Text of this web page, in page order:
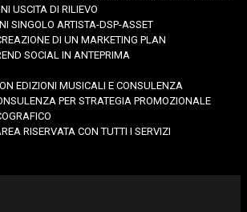
USCITA DI RILIEVO
SINGOLO ARTISTA-DSP-ASSET
DI UN MARKETING PLAN
SOCIAL IN ANTEPRIMA
EDIZIONI MUSICALI E CONSULENZA
PER STRATEGIA PROMOZIONALE
RISERVATA CON TUTTI I SERVIZI